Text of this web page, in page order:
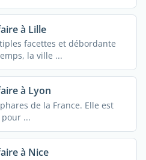
à Lille
facettes et débordante
la ville ...
à Lyon
de la France. Elle est
...
à Nice